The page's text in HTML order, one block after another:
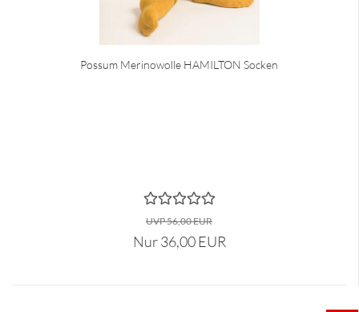
Possum Merinowolle HAMILTON Socken
UVP 56,00 EUR
Nur 36,00 EUR